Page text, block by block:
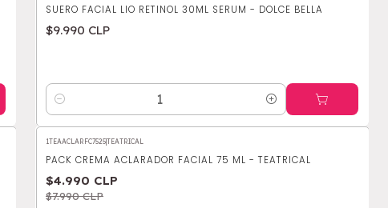
SUERO FACIAL LIO RETINOL 30ML SERUM - DOLCE BELLA
$9.990 CLP
Cantidad
-38%OFF
1TEAACLARFC7525|TEATRICAL
PACK CREMA ACLARADOR FACIAL 75 ML - TEATRICAL
$4.990 CLP
$7.990 CLP